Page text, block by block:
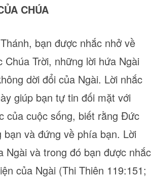
CHÚA
bạn được nhắc nhở về
Trời, những lời hứa Ngài
dời đổi của Ngài. Lời nhắc
giúp bạn tự tin đối mặt với
của cuộc sống, biết rằng Đức
bạn và đứng về phía bạn. Lời
Ngài và trong đó bạn được nhắc
của Ngài (Thi Thiên 119:151;